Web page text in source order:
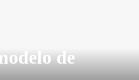
de